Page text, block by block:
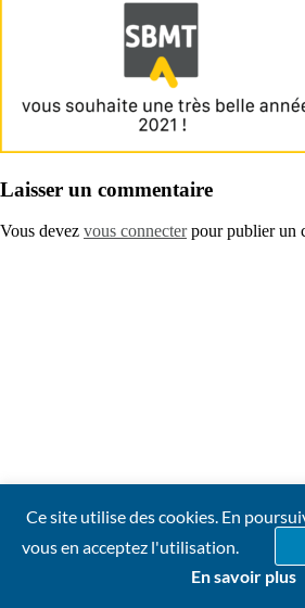
Laisser un commentaire
Vous devez vous connecterpour publier un
Ce site utilise des cookies. En
vous en acceptez l'utilisation.
En savoir plus